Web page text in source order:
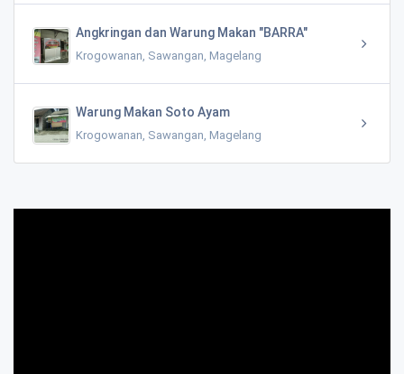
Angkringan dan Warung Makan "BARRA"
Krogowanan, Sawangan, Magelang
Warung Makan Soto Ayam
Krogowanan, Sawangan, Magelang